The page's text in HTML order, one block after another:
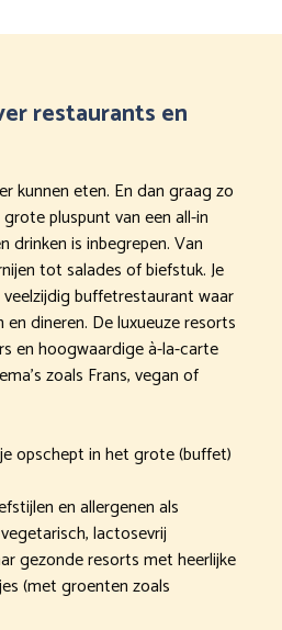
restaurants en
kunnen eten. En dan graag zo
pluspunt van een all-in
is inbegrepen. Van
tot salades of biefstuk. Je
buffetrestaurant waar
dineren. De luxueuze resorts
en hoogwaardige à-la-carte
zoals Frans, vegan of
opschept in het grote (buffet)
en allergenen als
lactosevrij
gezonde resorts met heerlijke
(met groenten zoals